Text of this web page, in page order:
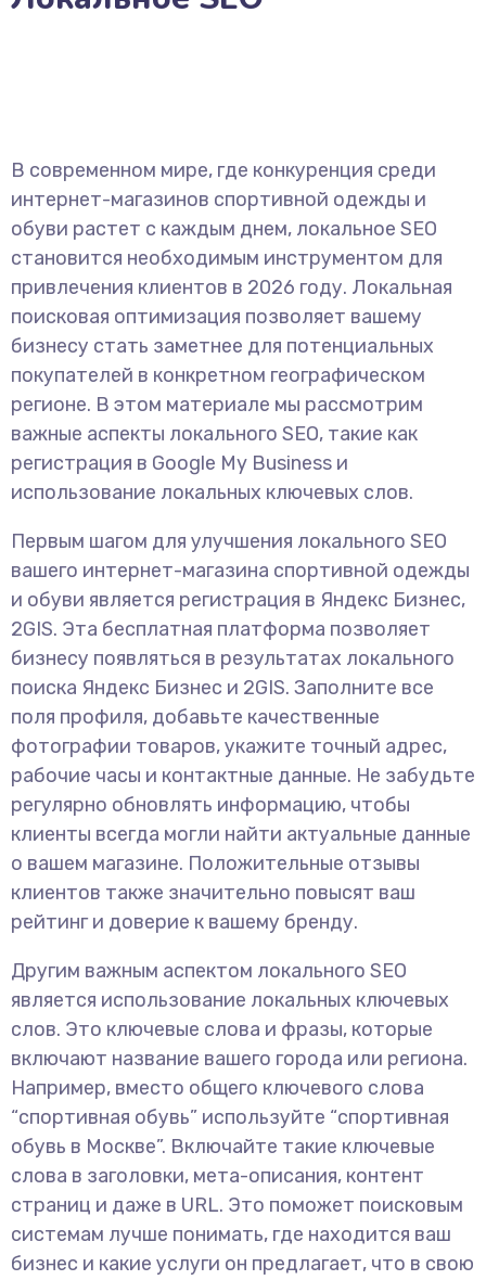
В современном мире, где конкуренция среди
интернет-магазинов спортивной одежды и
обуви растет с каждым днем, локальное SEO
становится необходимым инструментом для
привлечения клиентов в 2026 году. Локальная
поисковая оптимизация позволяет вашему
бизнесу стать заметнее для потенциальных
покупателей в конкретном географическом
регионе. В этом материале мы рассмотрим
важные аспекты локального SEO, такие как
регистрация в Google My Business и
использование локальных ключевых слов.
Первым шагом для улучшения локального SEO
вашего интернет-магазина спортивной одежды
и обуви является регистрация в Яндекс Бизнес,
2GIS. Эта бесплатная платформа позволяет
бизнесу появляться в результатах локального
поиска Яндекс Бизнес и 2GIS. Заполните все
поля профиля, добавьте качественные
фотографии товаров, укажите точный адрес,
рабочие часы и контактные данные. Не забудьте
регулярно обновлять информацию, чтобы
клиенты всегда могли найти актуальные данные
о вашем магазине. Положительные отзывы
клиентов также значительно повысят ваш
рейтинг и доверие к вашему бренду.
Другим важным аспектом локального SEO
является использование локальных ключевых
слов. Это ключевые слова и фразы, которые
включают название вашего города или региона.
Например, вместо общего ключевого слова
“спортивная обувь” используйте “спортивная
обувь в Москве”. Включайте такие ключевые
слова в заголовки, мета-описания, контент
страниц и даже в URL. Это поможет поисковым
системам лучше понимать, где находится ваш
бизнес и какие услуги он предлагает, что в свою